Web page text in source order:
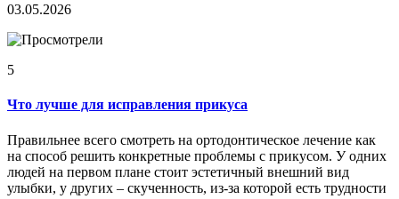
03.05.2026
5
Что лучше для исправления прикуса
Правильнее всего смотреть на ортодонтическое лечение как
на способ решить конкретные проблемы с прикусом. У одних
людей на первом плане стоит эстетичный внешний вид
улыбки, у других – скученность, из-за которой есть трудности